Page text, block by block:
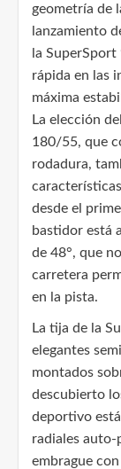
geometría de
lanzamiento
la
rápida en las
máxima
La elección
180/55, que
rodadura,
desde el
bastidor está
de 48°, que
carretera
en la pista.
La tija de la
elegantes
montados
descubierto
deportivo
radiales
embrague